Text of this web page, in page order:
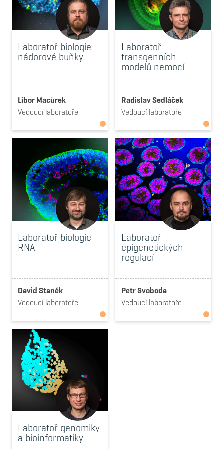
Laboratoř biologie
nádorové buňky
Libor Macůrek
Vedoucí laboratoře
Laboratoř
transgenních
modelů nemocí
Radislav Sedláček
Vedoucí laboratoře
Laboratoř biologie
RNA
David Staněk
Vedoucí laboratoře
Laboratoř
epigenetických
regulací
Petr Svoboda
Vedoucí laboratoře
Laboratoř genomiky
a bioinformatiky